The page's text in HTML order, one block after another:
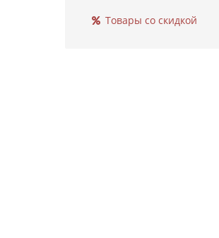
Товары со скидкой